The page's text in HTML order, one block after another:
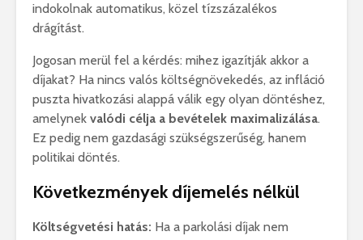
indokolnak automatikus, közel tízszázalékos
drágítást.
Jogosan merül fel a kérdés: mihez igazítják akkor a
díjakat? Ha nincs valós költségnövekedés, az infláció
puszta hivatkozási alappá válik egy olyan döntéshez,
amelynek valódi célja a bevételek maximalizálása.
Ez pedig nem gazdasági szükségszerűség, hanem
politikai döntés.
Következmények díjemelés nélkül
Költségvetési hatás: Ha a parkolási díjak nem